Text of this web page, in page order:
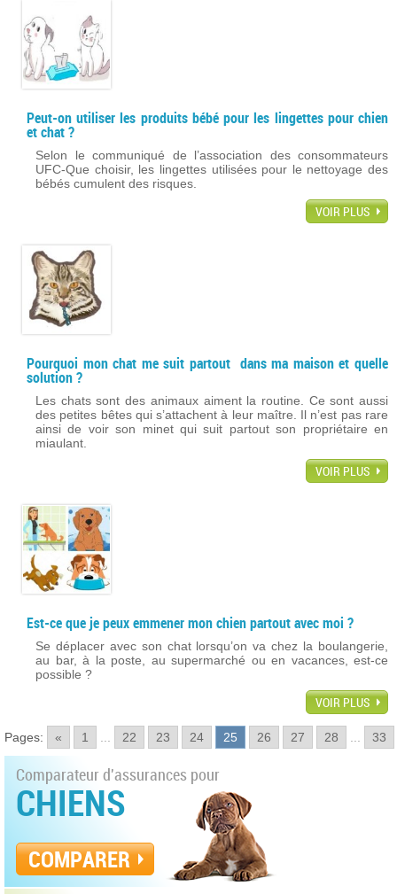
Peut-on utiliser les produits bébé pour les lingettes pour chien
et chat ?
Selon le communiqué de l’association des consommateurs
UFC-Que choisir, les lingettes utilisées pour le nettoyage des
bébés cumulent des risques.
VOIR PLUS
Pourquoi mon chat me suit partout dans ma maison et quelle
solution ?
Les chats sont des animaux aiment la routine. Ce sont aussi
des petites bêtes qui s’attachent à leur maître. Il n’est pas rare
ainsi de voir son minet qui suit partout son propriétaire en
miaulant.
VOIR PLUS
Est-ce que je peux emmener mon chien partout avec moi ?
Se déplacer avec son chat lorsqu’on va chez la boulangerie,
au bar, à la poste, au supermarché ou en vacances, est-ce
possible ?
VOIR PLUS
Pages: « 1 22 23 24 25 26 27 28 33
Comparateur d'assurances pour
CHIENS
COMPARER